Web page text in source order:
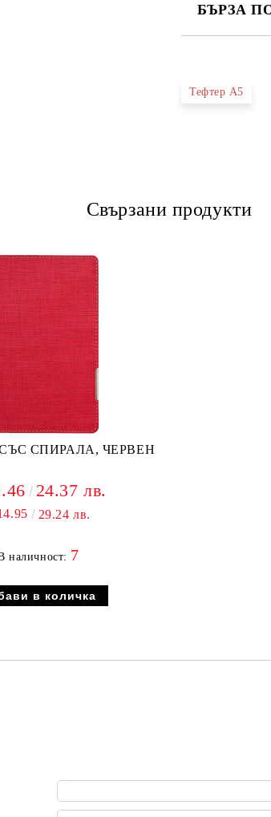
БЪРЗА
Тефтер А5
Свързани продукти
СПИРАЛА, ЧЕРВЕН
24.37 лв.
29.24 лв.
наличност: 7